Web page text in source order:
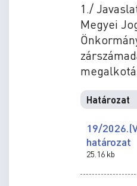
1./
Megyei
Határozat
19/
határozat
25.16 kb